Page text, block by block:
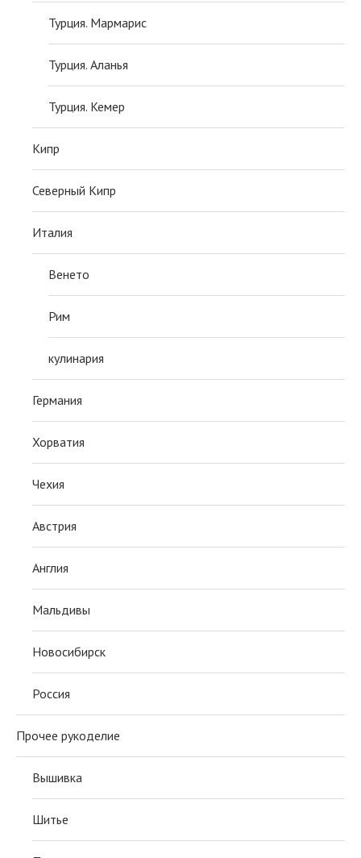
Турция. Мармарис
Турция. Аланья
Турция. Кемер
Кипр
Северный Кипр
Италия
Венето
Рим
кулинария
Германия
Хорватия
Чехия
Австрия
Англия
Мальдивы
Новосибирск
Россия
Прочее рукоделие
Вышивка
Шитье